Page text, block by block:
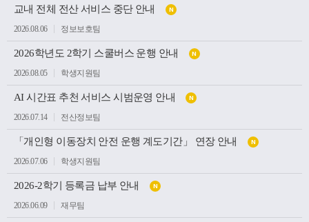
인재를 양성해 온 우리 대학의 교육 방향을 공유하고, 교구
와 대학이 미래 발전을 위해 지속적으로 협력하는 뜻깊은
계기가 되었다.
지
식
목
록
교내 전체 전산 서비스 중단 안내 N
2026.08.06 정보보호팀
2026학년도 2학기 스쿨버스 운행 안내 N
2026.08.05 학생지원팀
AI 시간표 추천 서비스 시범운영 안내 N
2026.07.14 전산정보팀
「개인형 이동장치 안전 운행 계도기간」 연장 안내 N
2026.07.06 학생지원팀
2026-2학기 등록금 납부 안내 N
2026.06.09 재무팀